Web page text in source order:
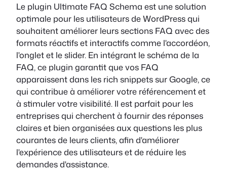
Le plugin Ultimate FAQ Schema est une solution
optimale pour les utilisateurs de WordPress qui
souhaitent améliorer leurs sections FAQ avec des
formats réactifs et interactifs comme l'accordéon,
l'onglet et le slider. En intégrant le schéma de la
FAQ, ce plugin garantit que vos FAQ
apparaissent dans les rich snippets sur Google, ce
qui contribue à améliorer votre référencement et
à stimuler votre visibilité. Il est parfait pour les
entreprises qui cherchent à fournir des réponses
claires et bien organisées aux questions les plus
courantes de leurs clients, afin d'améliorer
l'expérience des utilisateurs et de réduire les
demandes d'assistance.